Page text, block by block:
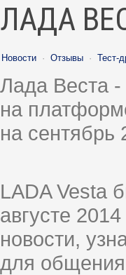
ЛАДА
Новости · Отзывы · Тест-
Лада Веста
на
на сентябрь
LADA Vesta
августе
новости,
для